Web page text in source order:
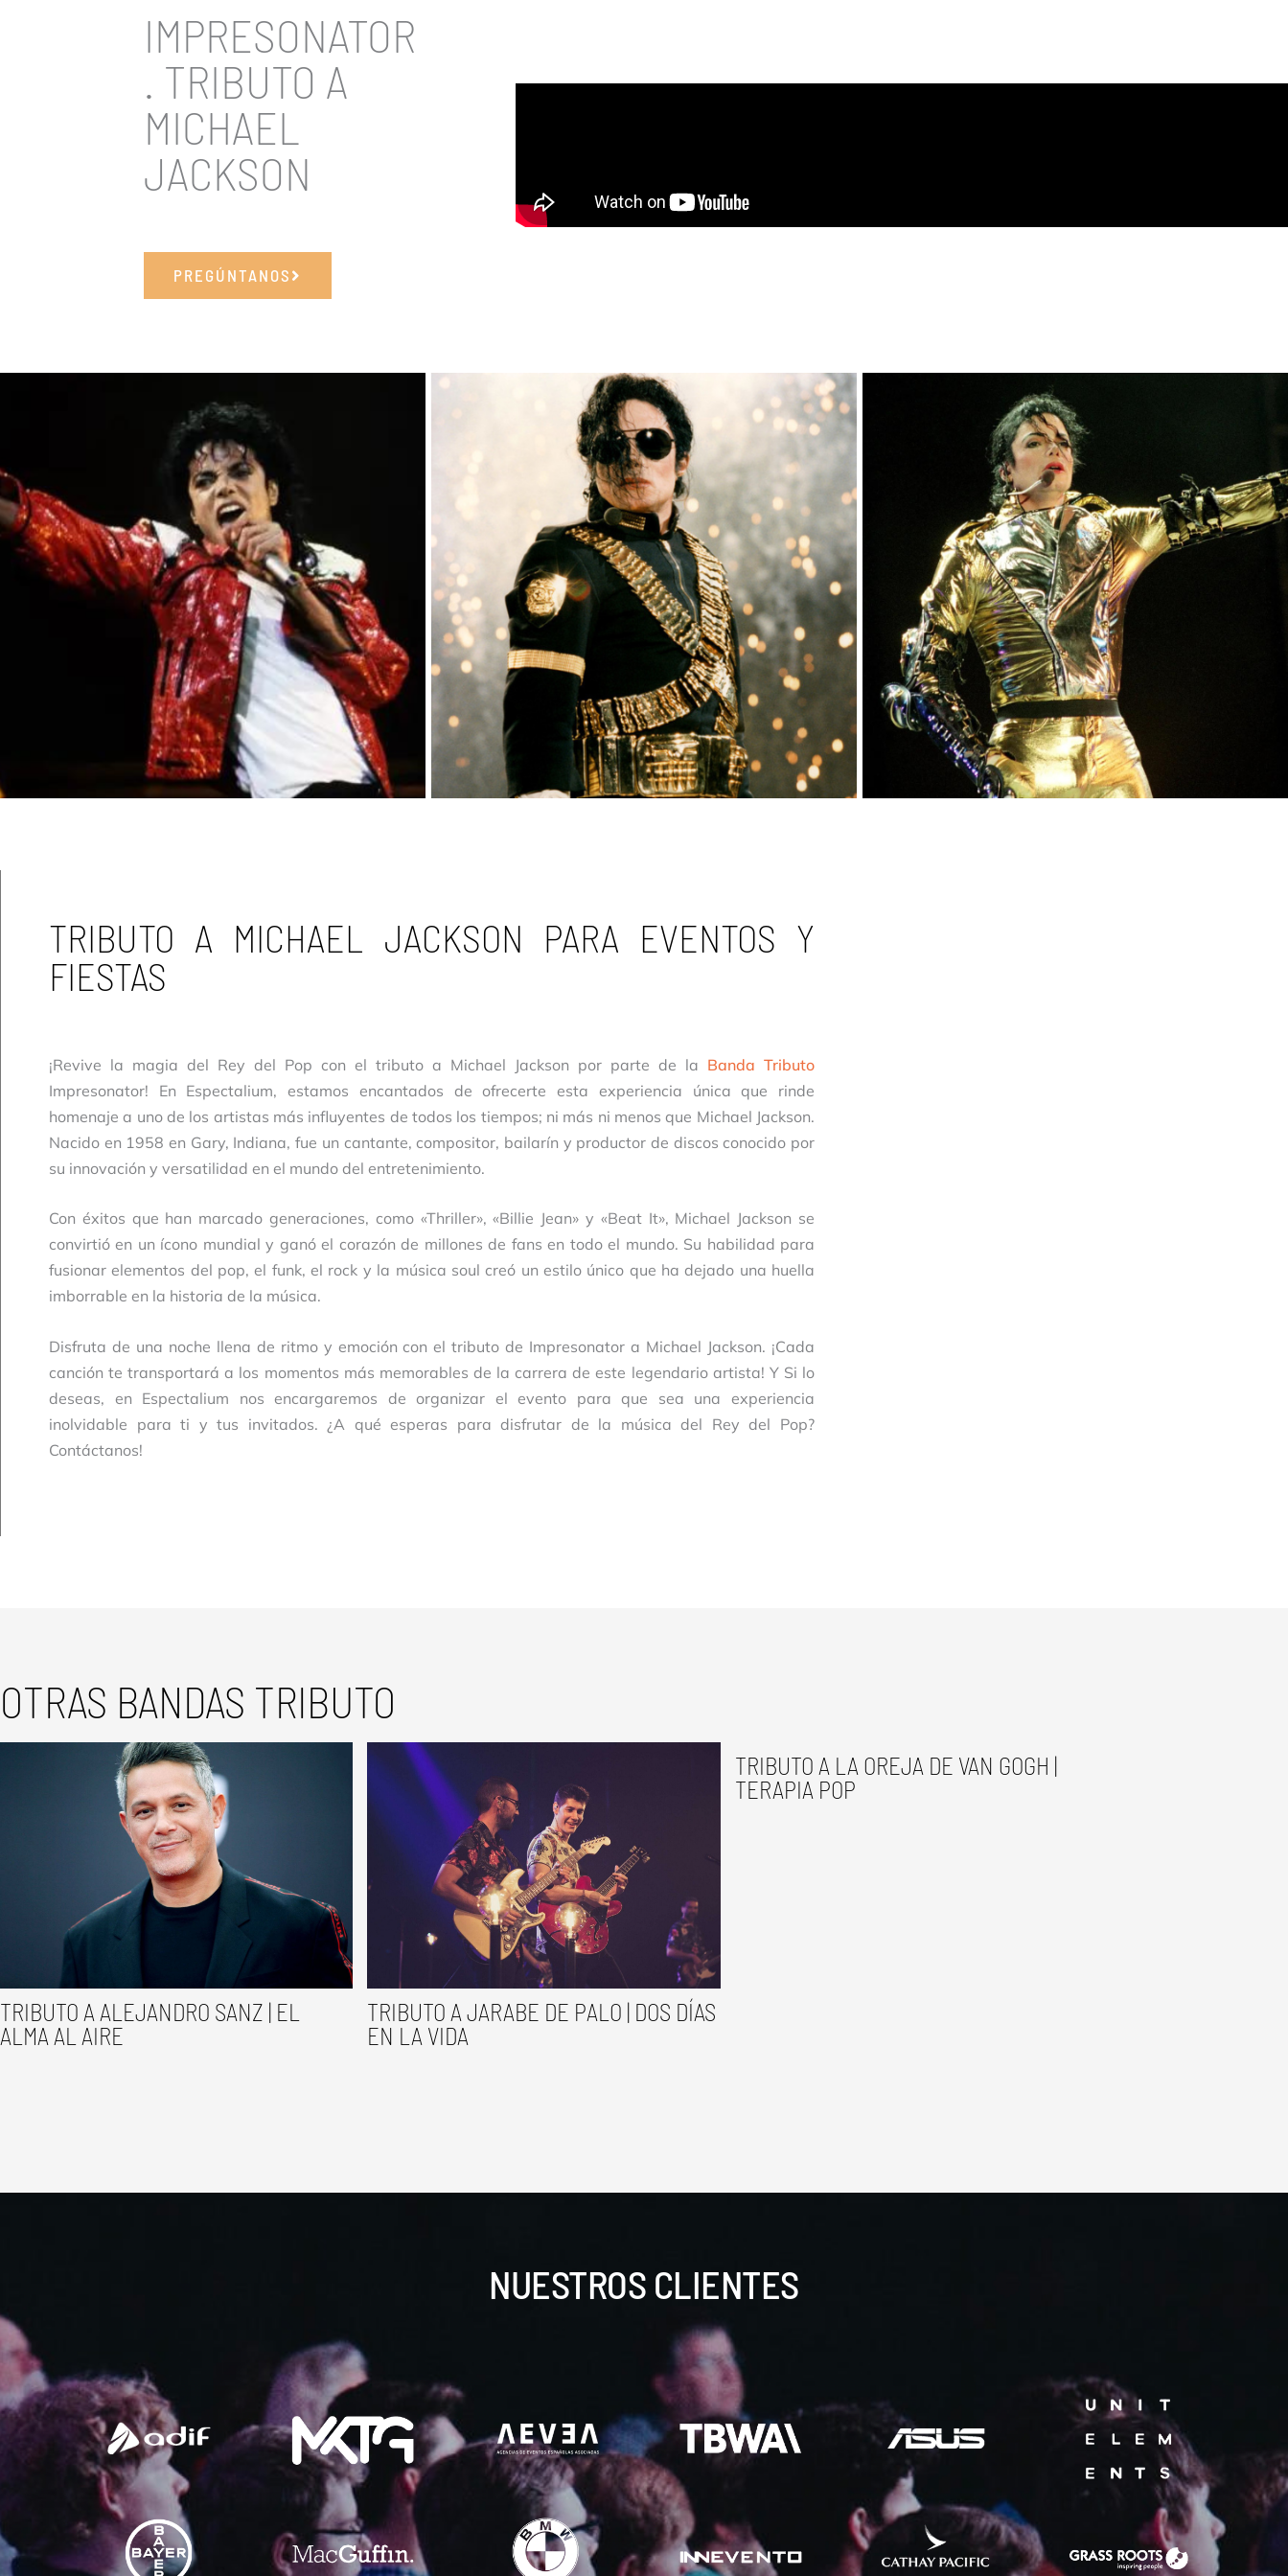
IMPRESONATOR
. TRIBUTO A
MICHAEL
JACKSON
PREGÚNTANOS
TRIBUTO A MICHAEL JACKSON PARA EVENTOS Y
FIESTAS
¡Revive la magia del Rey del Pop con el tributo a Michael Jackson por parte de la Banda Tributo
Impresonator! En Espectalium, estamos encantados de ofrecerte esta experiencia única que rinde
homenaje a uno de los artistas más influyentes de todos los tiempos; ni más ni menos que Michael Jackson.
Nacido en 1958 en Gary, Indiana, fue un cantante, compositor, bailarín y productor de discos conocido por
su innovación y versatilidad en el mundo del entretenimiento.
Con éxitos que han marcado generaciones, como «Thriller», «Billie Jean» y «Beat It», Michael Jackson se
convirtió en un ícono mundial y ganó el corazón de millones de fans en todo el mundo. Su habilidad para
fusionar elementos del pop, el funk, el rock y la música soul creó un estilo único que ha dejado una huella
imborrable en la historia de la música.
Disfruta de una noche llena de ritmo y emoción con el tributo de Impresonator a Michael Jackson. ¡Cada
canción te transportará a los momentos más memorables de la carrera de este legendario artista! Y Si lo
deseas, en Espectalium nos encargaremos de organizar el evento para que sea una experiencia
inolvidable para ti y tus invitados. ¿A qué esperas para disfrutar de la música del Rey del Pop?
Contáctanos!
OTRAS BANDAS TRIBUTO
TRIBUTO A ALEJANDRO SANZ | EL
ALMA AL AIRE
TRIBUTO A JARABE DE PALO | DOS DÍAS
EN LA VIDA
TRIBUTO A LA OREJA DE VAN GOGH |
TERAPIA POP
NUESTROS CLIENTES